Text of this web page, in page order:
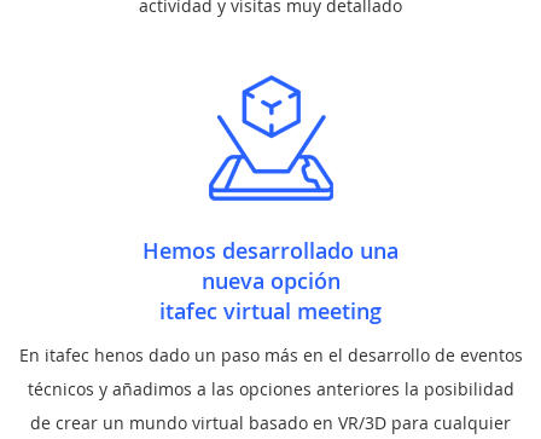
actividad y visitas muy detallado
Hemos desarrollado una
nueva opción
itafec virtual meeting
En itafec henos dado un paso más en el desarrollo de eventos
técnicos y añadimos a las opciones anteriores la posibilidad
de crear un mundo virtual basado en VR/3D para cualquier